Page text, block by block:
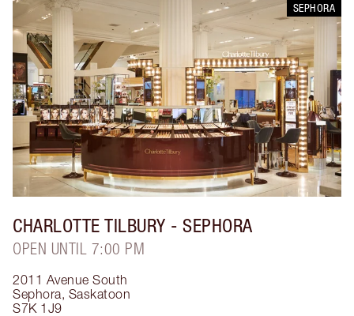
SEPHORA
CHARLOTTE TILBURY - SEPHORA
OPEN UNTIL 7:00 PM
2011 Avenue South
Sephora, Saskatoon
S7K 1J9